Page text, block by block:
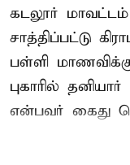
கடலூர்
சாத்திப்பட்டு
பள்ளி
புகாரில்
என்பவர் கைது